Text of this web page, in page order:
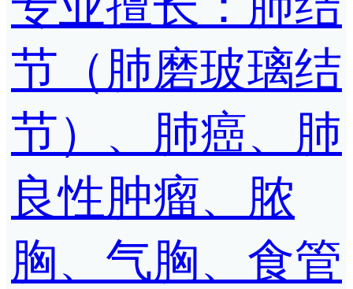
节（肺磨玻璃结
节）、肺癌、肺
良性肿瘤、脓
胸、气胸、食管